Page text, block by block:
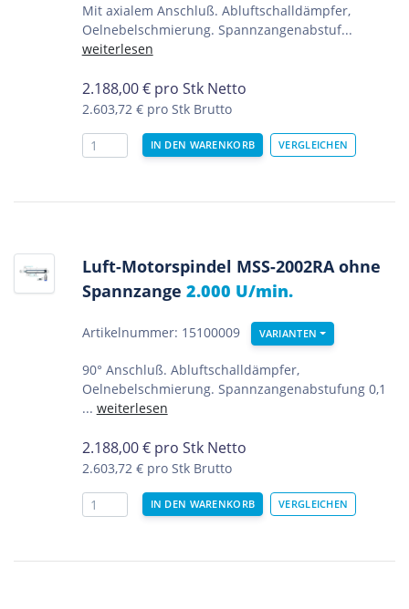
Mit axialem Anschluß. Abluftschalldämpfer,
Oelnebelschmierung. Spannzangenabstuf...
weiterlesen
2.188,00€ pro Stk Netto
2.603,72 € pro Stk Brutto
Luft-Motorspindel MSS-2002RA ohne
Spannzange 2.000 U/min.
Artikelnummer: 15100009 VARIANTEN
90° Anschluß. Abluftschalldämpfer,
Oelnebelschmierung. Spannzangenabstufung 0,1
... weiterlesen
2.188,00€ pro Stk Netto
2.603,72 € pro Stk Brutto